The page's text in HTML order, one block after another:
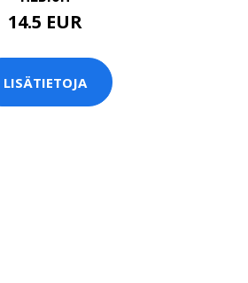
14.5 EUR
LISÄTIETOJA